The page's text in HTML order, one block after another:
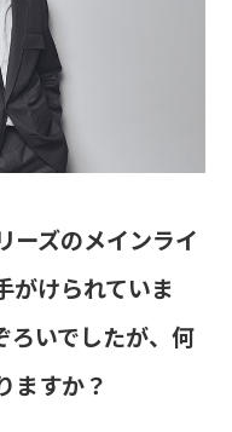
ズのメインライ
がけられていま
ろいでしたが、何
ますか？